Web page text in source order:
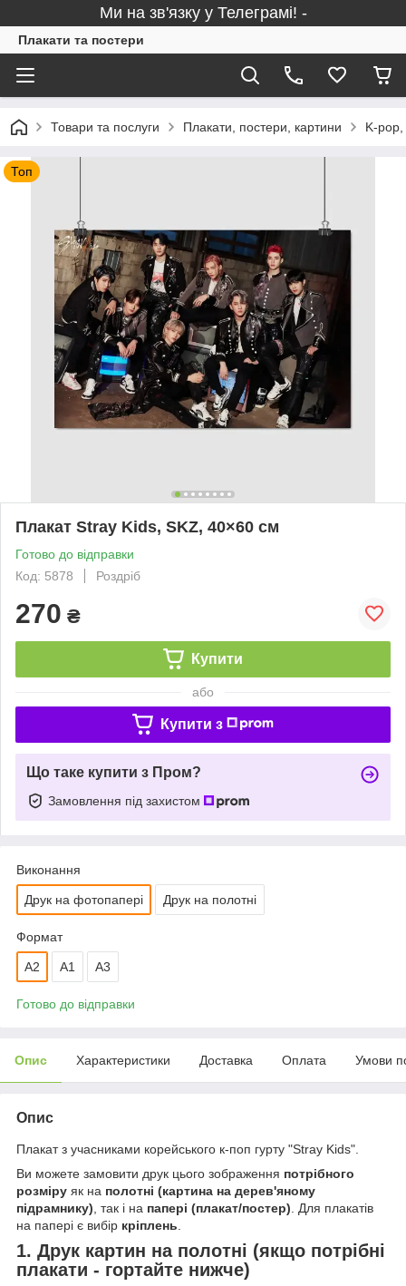
Ми на зв'язку у Телеграмі! -
Плакати та постери
Товари та послуги Плакати, постери, картини K-
Топ
Плакат Stray Kids, SKZ, 40×60 см
Готово до відправки
Код: 5878
Роздріб
270 ₴
Купити
або
Купити з
Що таке купити з Пром?
Замовлення під захистом
Виконання
Друк на фотопапері Друк на полотні
Формат
A2 А1 A3
Готово до відправки
Опис Характеристики Доставка Оплата Умови
Опис
Плакат з учасниками корейського к-поп гурту "Stray Kids".
Ви можете замовити друк цього зображення потрібного
розміру як на полотні (картина на дерев'яному
підрамнику) , так і на папері (плакат/постер) . Для плакатів
на папері є вибір кріплень
1. Друк картин на полотні (якщо потрібні
плакати - гортайте нижче)